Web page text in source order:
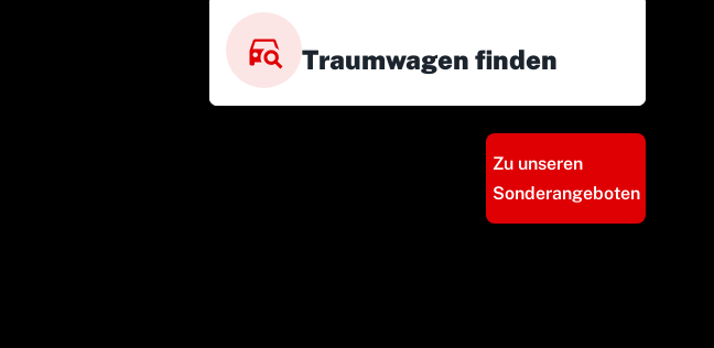
Traumwagen finden
Zu unseren
Sonderangeboten